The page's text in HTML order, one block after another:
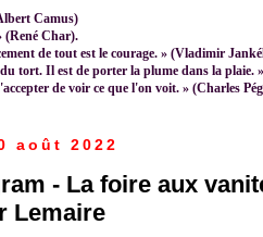
Camus)
(René Char).
de tout est le courage. » (Vladimir
tort. Il est de porter la plume dans la plaie.
de voir ce que l'on voit. » (Charles
août 2022
- La foire aux
Lemaire